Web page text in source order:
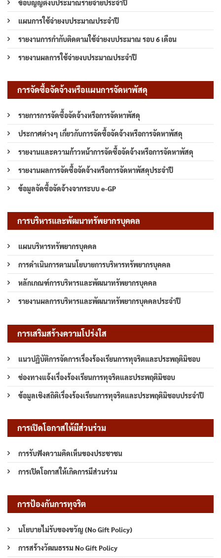
ข้อบัญญัติงบประมาณรายจ่ายประจำปี
แผนการใช้จ่ายงบประมาณประจำปี
รายงานการกำกับติดตามใช้จ่ายงบประมาณ รอบ 6 เดือน
รายงานผลการใช้จ่ายงบประมาณประจำปี
การจัดซื้อจัดจ้างหรือแผนการจัดหาพัสดุ
รายการการจัดซื้อจัดจ้างหรือการจัดหาพัสดุ
ประกาศต่างๆ เกี่ยวกับการจัดซื้อจัดจ้างหรือการจัดหาพัสดุ
รายงานและความก้าวหน้าการจัดซื้อจัดจ้างหรือการจัดหาพัสดุ
รายงานผลการจัดซื้อจัดจ้างหรือการจัดหาพัสดุประจำปี
ข้อมูลจัดซื้อจัดจ้างจากระบบ e-GP
การบริหารและพัฒนาทรัพยากรบุคคล
แผนบริหารทรัพยากรบุคคล
การดำเนินการตามนโยบายการบริหารทรัพยากรบุคคล
หลักเกณฑ์การบริหารและพัฒนาทรัพยากรบุคคล
รายงานผลการบริหารและพัฒนาทรัพยากรบุคคลประจำปี
การเสริมสร้างความโปร่งใส
แนวปฏิบัติการจัดการเรื่องร้องเรียนการทุจริตและประพฤติมิชอบ
ช่องทางแจ้งเรื่องร้องเรียนการทุจริตและประพฤติมิชอบ
ข้อมูลเชิงสถิติเรื่องร้องเรียนการทุจริตและประพฤติมิชอบประจำปี
การเปิดโอกาสให้มีส่วนร่วม
การรับฟังความคิดเห็นของประชาชน
การเปิดโอกาสให้เกิดการมีส่วนร่วม
การป้องกันการทุจริต
นโยบายไม่รับของขวัญ (No Gift Policy)
การสร้างวัฒนธรรม No Gift Policy